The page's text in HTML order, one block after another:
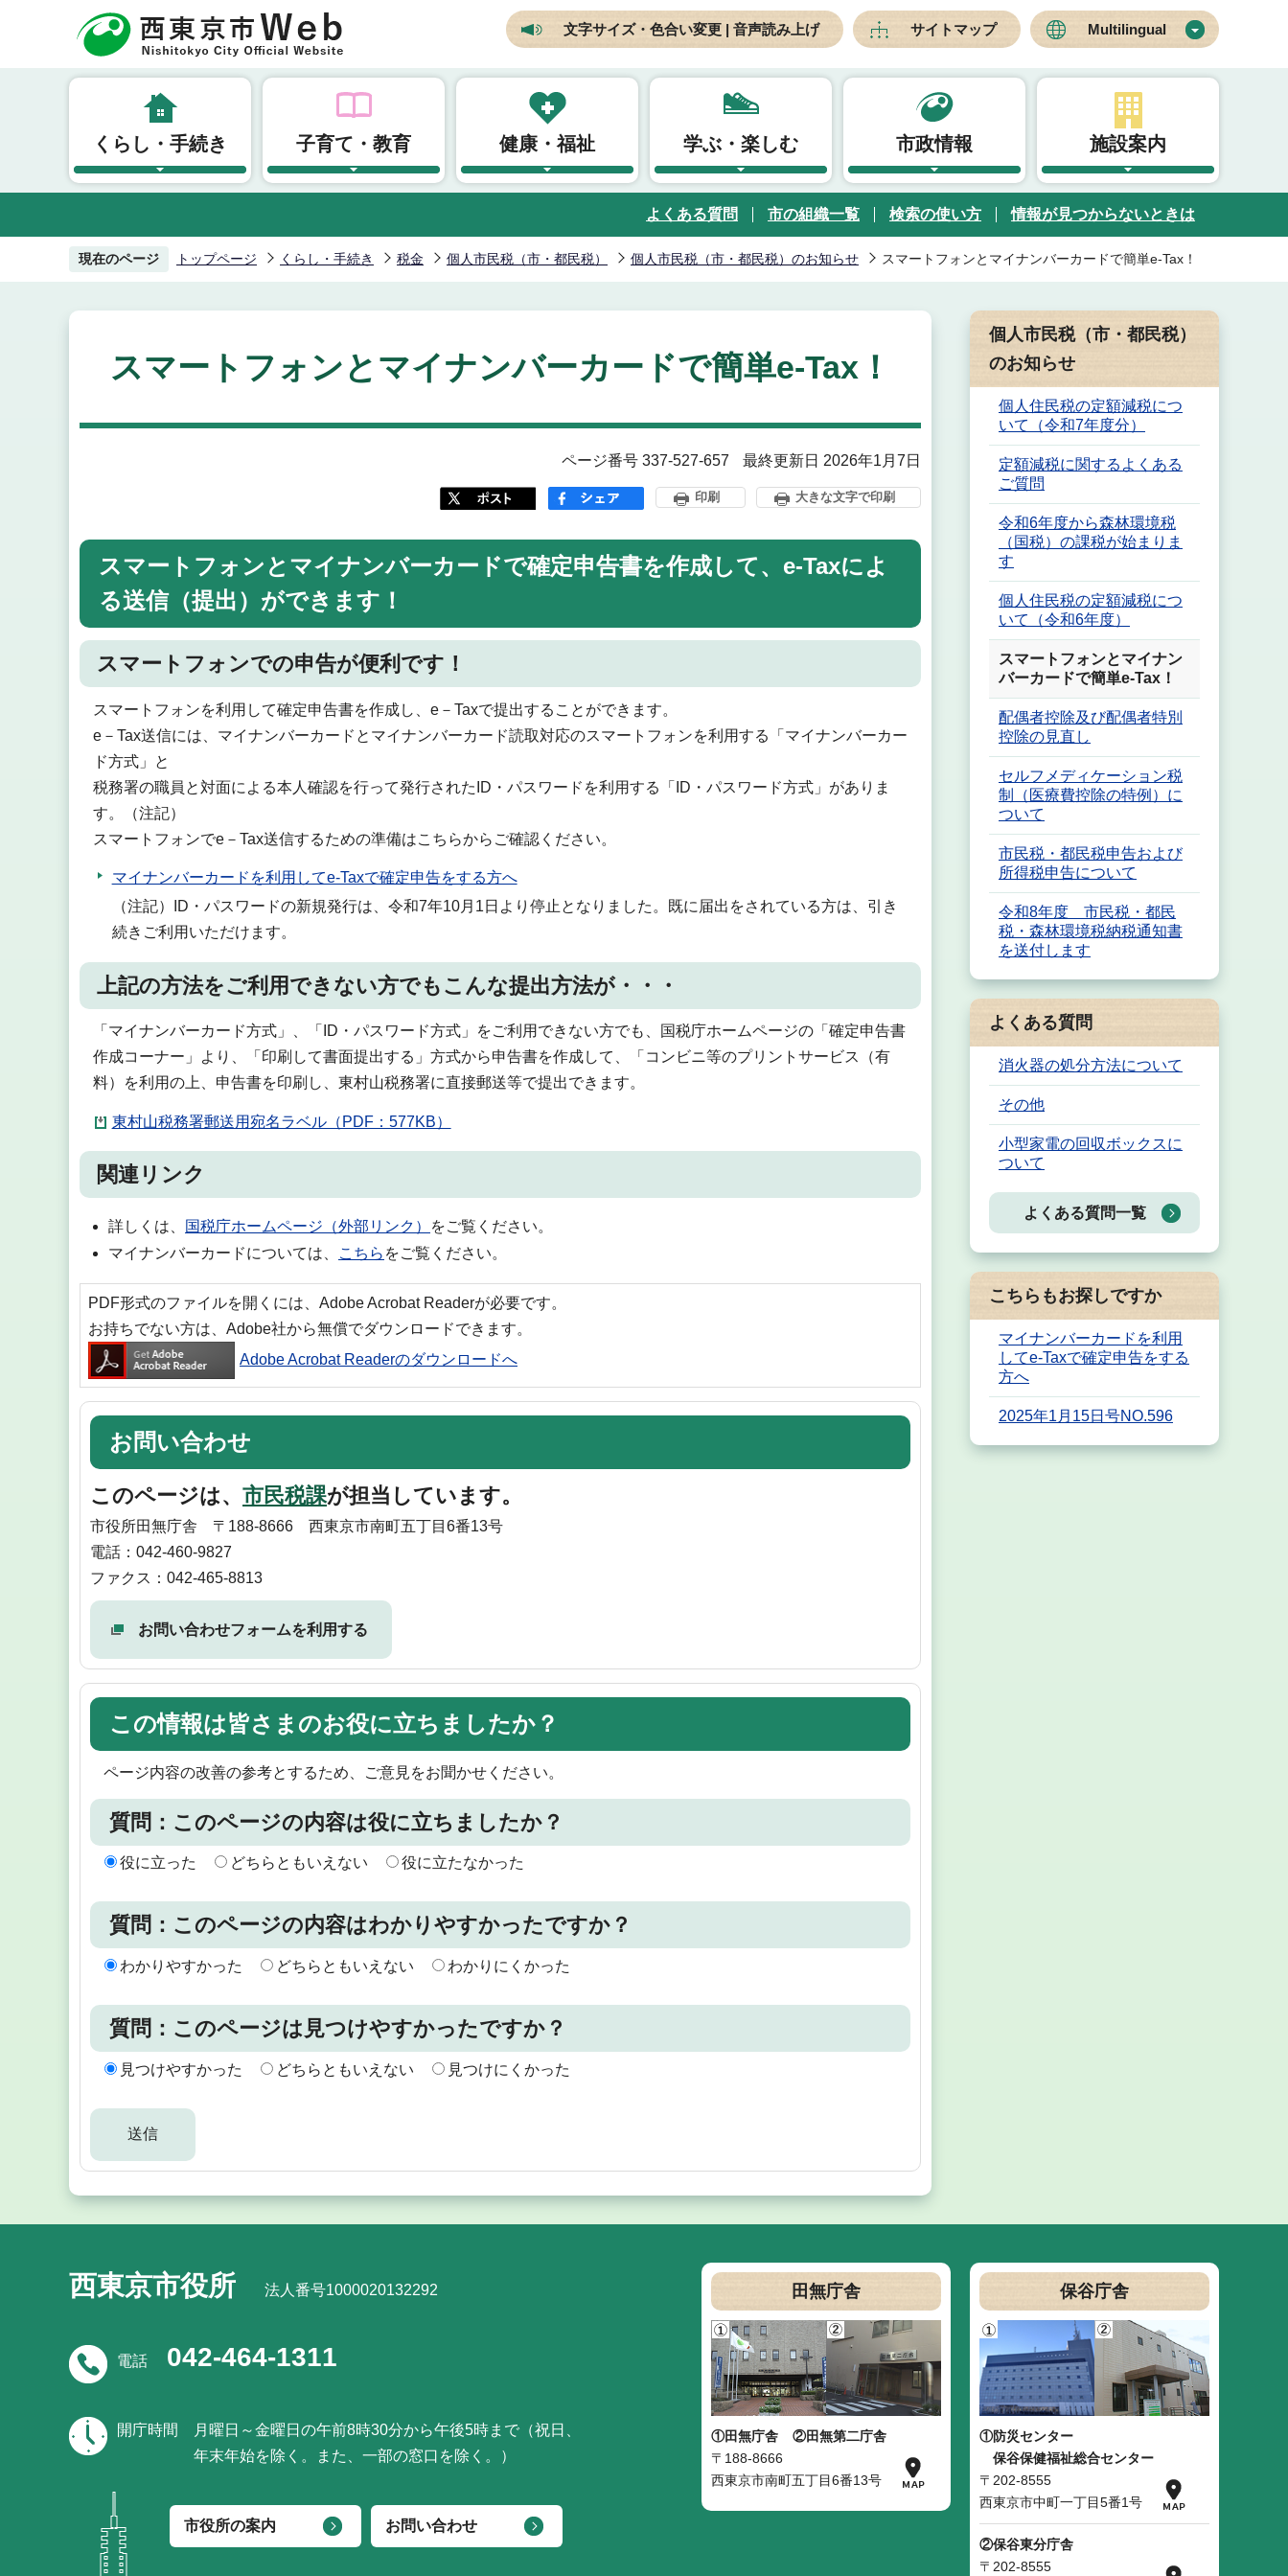
頭
文字サイズ・色合い変更 | 音声読み上げ サイトマップ Multilingual
くらし・手続き 子育て・教育 健康・福祉 学ぶ・楽しむ 市政情報 施設案内
よくある質問 市の組織一覧 検索の使い方 情報が見つからないときは
現在のページ トップページ くらし・手続き 税金 個人市民税（市・都民税） 個人市民税（市・都民税）のお知らせ スマートフォンとマイナンバーカードで簡単e-Tax！
スマートフォンとマイナンバーカードで簡単e-Tax！
ページ番号 337-527-657 最終更新日 2026年1月7日
印刷 大きな文字で印刷
スマートフォンとマイナンバーカードで確定申告書を作成して、e-Taxによ
る送信（提出）ができます！
スマートフォンでの申告が便利です！
スマートフォンを利用して確定申告書を作成し、e－Taxで提出することができます。
e－Tax送信には、マイナンバーカードとマイナンバーカード読取対応のスマートフォンを利用する「マイナンバーカー
ド方式」と
税務署の職員と対面による本人確認を行って発行されたID・パスワードを利用する「ID・パスワード方式」がありま
す。（注記）
スマートフォンでe－Tax送信するための準備はこちらからご確認ください。
マイナンバーカードを利用してe-Taxで確定申告をする方へ
（注記）ID・パスワードの新規発行は、令和7年10月1日より停止となりました。既に届出をされている方は、引き
続きご利用いただけます。
上記の方法をご利用できない方でもこんな提出方法が・・・
「マイナンバーカード方式」、「ID・パスワード方式」をご利用できない方でも、国税庁ホームページの「確定申告書
作成コーナー」より、「印刷して書面提出する」方式から申告書を作成して、「コンビニ等のプリントサービス（有
料）を利用の上、申告書を印刷し、東村山税務署に直接郵送等で提出できます。
東村山税務署郵送用宛名ラベル（PDF：577KB）
関連リンク
詳しくは、 国税庁ホームページ（外部リンク）
をご覧ください。
マイナンバーカードについては、
こちら をご覧ください。
PDF形式のファイルを開くには、Adobe Acrobat Readerが必要です。
お持ちでない方は、Adobe社から無償でダウンロードできます。
Adobe Acrobat Readerのダウンロードへ
お問い合わせ
このページは、 市民税課が担当しています。
市役所田無庁舎 〒188-8666 西東京市南町五丁目6番13号
電話：042-460-9827
ファクス：042-465-8813
お問い合わせフォームを利用する
この情報は皆さまのお役に立ちましたか？
ページ内容の改善の参考とするため、ご意見をお聞かせください。
質問：このページの内容は役に立ちましたか？
役に立った どちらともいえない 役に立たなかった
質問：このページの内容はわかりやすかったですか？
わかりやすかった どちらともいえない わかりにくかった
質問：このページは見つけやすかったですか？
見つけやすかった どちらともいえない 見つけにくかった
個人市民税（市・都民税）
のお知らせ
個人住民税の定額減税につ
いて（令和7年度分）
定額減税に関するよくある
ご質問
令和6年度から森林環境税
（国税）の課税が始まりま
す
個人住民税の定額減税につ
いて（令和6年度）
スマートフォンとマイナン
バーカードで簡単e-Tax！
配偶者控除及び配偶者特別
控除の見直し
セルフメディケーション税
制（医療費控除の特例）に
ついて
市民税・都民税申告および
所得税申告について
令和8年度 市民税・都民
税・森林環境税納税通知書
を送付します
よくある質問
消火器の処分方法について
その他
小型家電の回収ボックスに
ついて
よくある質問一覧
こちらもお探しですか
マイナンバーカードを利用
してe-Taxで確定申告をする
方へ
2025年1月15日号NO.596
西東京市役所 法人番号1000020132292
電話 042-464-1311
開庁時間
月曜日～金曜日の午前8時30分から午後5時まで（祝日、
年末年始を除く。また、一部の窓口を除く。）
市役所の案内 お問い合わせ
田無庁舎
①田無庁舎
②田無第二庁舎
〒188-8666
西東京市南町五丁目6番13号
保谷庁舎
①防災センター
保谷保健福祉総合センター
〒202-8555
西東京市中町一丁目5番1号
②保谷東分庁舎
〒202-8555